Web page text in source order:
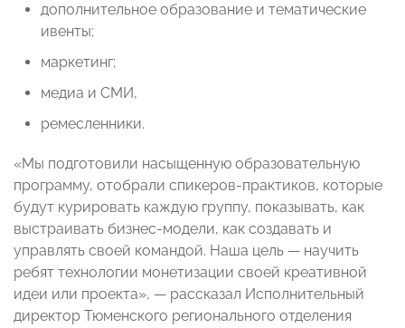
дополнительное образование и тематические
ивенты;
маркетинг;
медиа и СМИ,
ремесленники.
«Мы подготовили насыщенную образовательную
программу, отобрали спикеров-практиков, которые
будут курировать каждую группу, показывать, как
выстраивать бизнес-модели, как создавать и
управлять своей командой. Наша цель — научить
ребят технологии монетизации своей креативной
идеи или проекта», — рассказал Исполнительный
директор Тюменского регионального отделения